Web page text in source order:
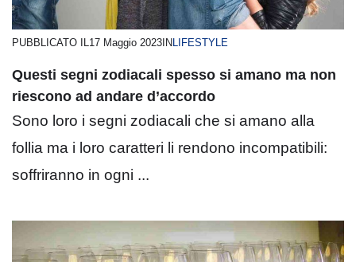
PUBBLICATO IL 17 Maggio 2023 IN LIFESTYLE
Questi segni zodiacali spesso si amano ma non
riescono ad andare d’accordo
Sono loro i segni zodiacali che si amano alla
follia ma i loro caratteri li rendono incompatibili:
soffriranno in ogni ...